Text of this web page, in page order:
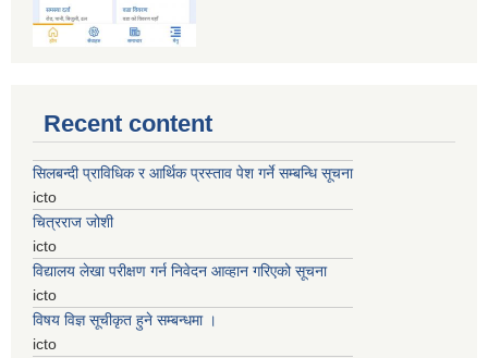
Recent content
सिलबन्दी प्राविधिक र आर्थिक प्रस्ताव पेश गर्ने सम्बन्धि सूचना
icto
चित्रराज जोशी
icto
विद्यालय लेखा परीक्षण गर्न निवेदन आव्हान गरिएको सूचना
icto
विषय विज्ञ सूचीकृत हुने सम्बन्धमा ।
icto